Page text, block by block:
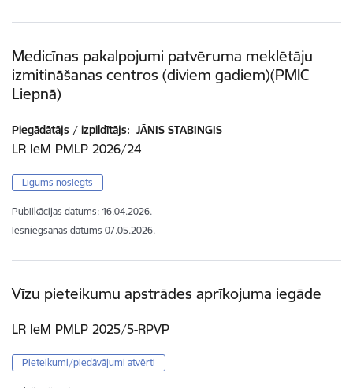
Medicīnas pakalpojumi patvēruma meklētāju
izmitināšanas centros (diviem gadiem)(PMIC
Liepnā)
Piegādātājs / izpildītājs: JĀNIS STABINGIS
LR IeM PMLP 2026/24
Līgums noslēgts
Publikācijas datums: 16.04.2026.
Iesniegšanas datums 07.05.2026.
Vīzu pieteikumu apstrādes aprīkojuma iegāde
LR IeM PMLP 2025/5-RPVP
Pieteikumi/piedāvājumi atvērti